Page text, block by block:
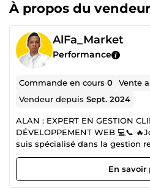
À propos du vendeur
AlFa_Market
Performance
Commande en cours0 Vente
Vendeur depuisSept. 2024
ALAN : EXPERT EN GESTION
DÉVELOPPEMENT WEB 💻📞
suis spécialisé dans la gestion
commerce, le développement
Avec un tarif de 5,99 euros de
services complets pour
En savoir